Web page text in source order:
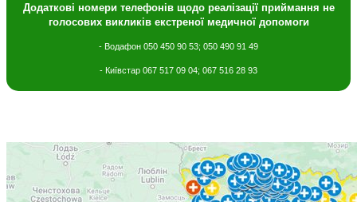
Додаткові номери телефонів щодо реалізації приймання не
голосових викликів екстреної медичної допомоги
- Водафон 050 450 90 53; 050 490 91 49
- Київстар 067 517 09 04; 067 516 28 93